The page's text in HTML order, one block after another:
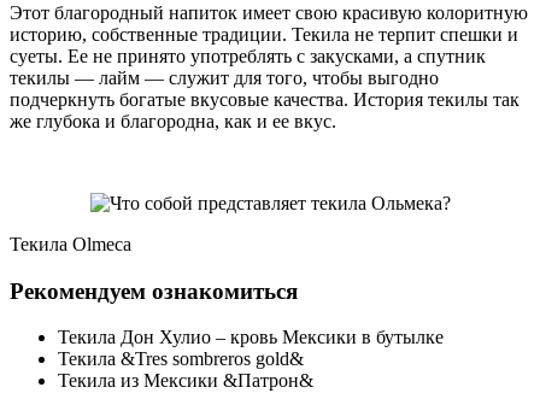
Этот благородный напиток имеет свою красивую колоритную
историю, собственные традиции. Текила не терпит спешки и
суеты. Ее не принято употреблять с закусками, а спутник
текилы — лайм — служит для того, чтобы выгодно
подчеркнуть богатые вкусовые качества. История текилы так
же глубока и благородна, как и ее вкус.
Текила Olmeca
Рекомендуем ознакомиться
Текила Дон Хулио – кровь Мексики в бутылке
Текила &Tres sombreros gold&
Текила из Мексики &Патрон&